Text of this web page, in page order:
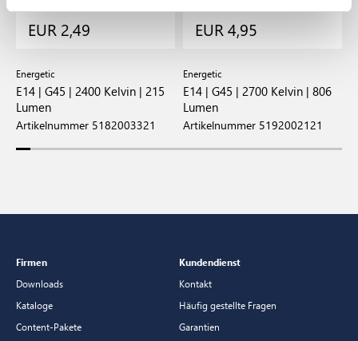
EUR 2,49
Energetic
E14 | G45 | 2400 Kelvin | 215
Lumen
Artikelnummer 5182003321
EUR 4,95
Energetic
E14 | G45 | 2700 Kelvin | 806
Lumen
Artikelnummer 5192002121
Firmen
Downloads
Kataloge
Content-Pakete
Kundendienst
Kontakt
Häufig gestellte Fragen
Garantien